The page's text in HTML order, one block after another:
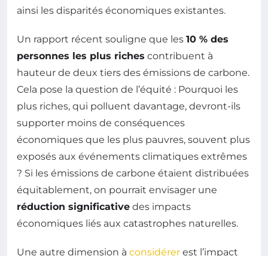
ainsi les disparités économiques existantes.
Un rapport récent souligne que les 10 % des
personnes les plus riches contribuent à
hauteur de deux tiers des émissions de carbone.
Cela pose la question de l’équité : Pourquoi les
plus riches, qui polluent davantage, devront-ils
supporter moins de conséquences
économiques que les plus pauvres, souvent plus
exposés aux événements climatiques extrêmes
? Si les émissions de carbone étaient distribuées
équitablement, on pourrait envisager une
réduction significative des impacts
économiques liés aux catastrophes naturelles.
Une autre dimension à considérer est l’impact